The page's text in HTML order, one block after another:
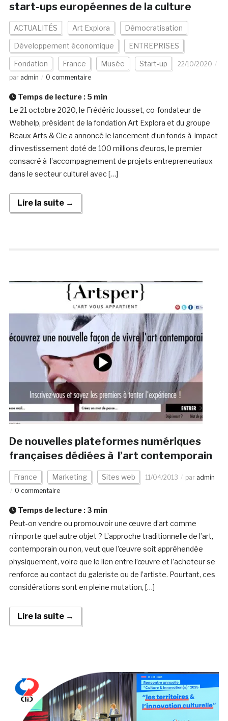
start-ups européennes de la culture
ACTUALITÉS Art Explora Démocratisation
Développement économique ENTREPRISES
Fondation France Musée Start-up
22/10/2020
par admin 0 commentaire
Temps de lecture : 5 min
Le 21 octobre 2020, le Frédéric Jousset, co-fondateur de
Webhelp, président de la fondation Art Explora et du groupe
Beaux Arts & Cie a annoncé le lancement d’un fonds à impact
d’investissement doté de 100 millions d’euros, le premier
consacré à l’accompagnement de projets entrepreneuriaux
dans le secteur culturel avec […]
Lire la suite →
De nouvelles plateformes numériques
françaises dédiées à l’art contemporain
France Marketing Sites web 11/04/2013 par admin
0 commentaire
Temps de lecture : 3 min
Peut-on vendre ou promouvoir une œuvre d’art comme
n’importe quel autre objet ? L’approche traditionnelle de l’art,
contemporain ou non, veut que l’œuvre soit appréhendée
physiquement, voire que le lien entre l’œuvre et l’acheteur se
renforce au contact du galeriste ou de l’artiste. Pourtant, ces
considérations sont en pleine mutation, […]
Lire la suite →